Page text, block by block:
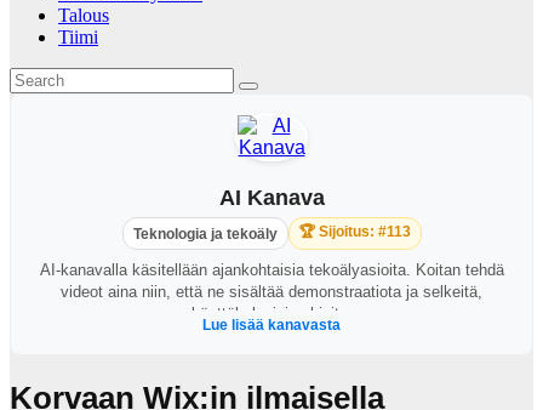
Talous
Tiimi
AI Kanava
Teknologia ja tekoäly 🏆 Sijoitus: #113
AI-kanavalla käsitellään ajankohtaisia tekoälyasioita. Koitan tehdä
videot aina niin, että ne sisältää demonstraatiota ja selkeitä,
käyttökelpoisia ohjeita.
Lue lisää kanavasta
Korvaan Wix:in ilmaisella